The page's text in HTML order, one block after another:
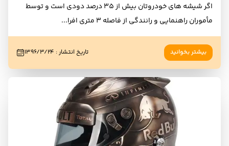
اگر شیشه های خودروتان بیش از 35 درصد دودی است و توسط
مأموران راهنمایی و رانندگی از فاصله 3 متری افرا
...
بیشتر بخوانید تاریخ انتشار: ۱۳۹۶/۳/۲۴